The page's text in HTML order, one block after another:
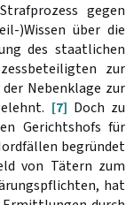
gegen
)Wissen über die
des staatlichen
zur
Nebenklage zur
[7] Doch zu
Gerichtshofs für
begründet
von Tätern zum
hat